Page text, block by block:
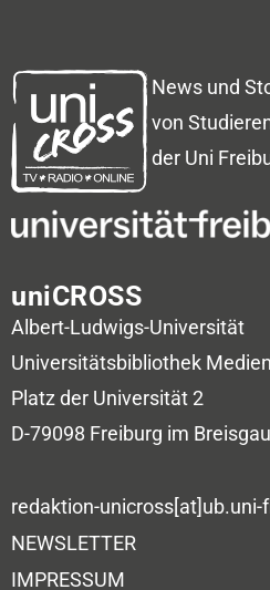
News und
von
der Uni
uniCROSS
Albert-Ludwigs-Universität
Universitätsbibliothek
Platz der Universität 2
D-79098 Freiburg im Breisgau
redaktion-unicross[at]ub.uni-
NEWSLETTER
IMPRESSUM